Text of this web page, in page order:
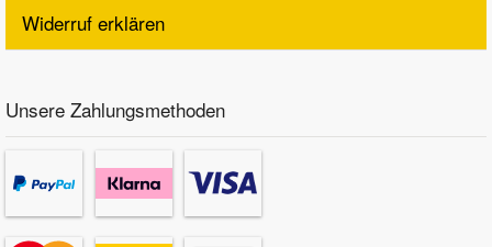
Widerruf erklären
Unsere Zahlungsmethoden